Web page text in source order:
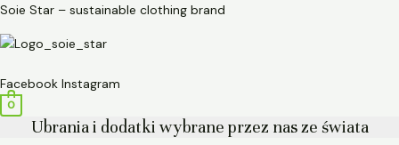
Przejdź
treści
Soie Star – sustainable clothing brand
Facebook Instagram
0
Ubrania i dodatki wybrane przez nas ze świata